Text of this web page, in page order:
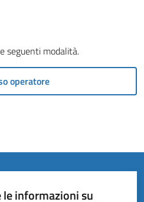
seguenti modalità.
operatore
le informazioni su